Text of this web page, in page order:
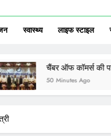
स्‍वास्‍थ्‍य लाइफ स्टाइल
चैंबर ऑफ कॉमर्स की पहली बैठक
50 Minutes Ago